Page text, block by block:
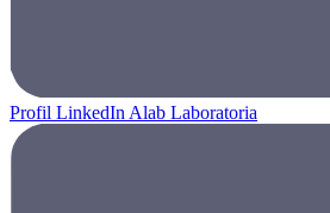
Profil LinkedIn Alab Laboratoria